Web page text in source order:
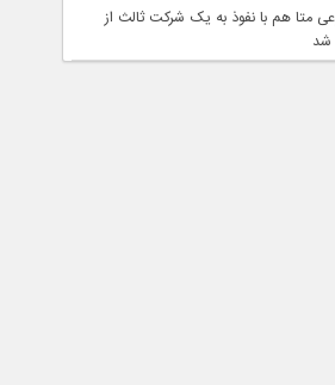
متا هم با نفوذ به یک شرکت ثالث از
شد